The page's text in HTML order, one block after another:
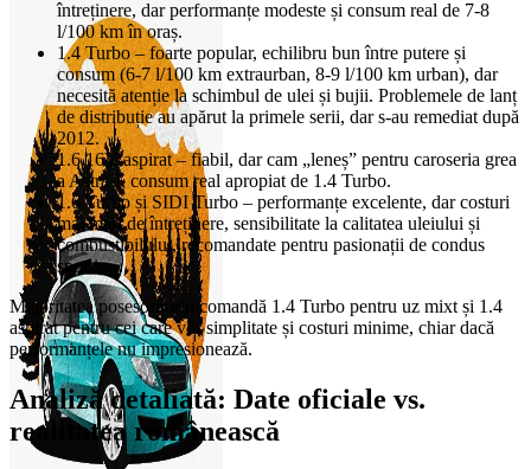
întreținere, dar performanțe modeste și consum real de 7-8
l/100 km în oraș.
1.4 Turbo – foarte popular, echilibru bun între putere și
consum (6-7 l/100 km extraurban, 8-9 l/100 km urban), dar
necesită atenție la schimbul de ulei și bujii. Problemele de lanț
de distribuție au apărut la primele serii, dar s-au remediat după
2012.
1.6 16V aspirat – fiabil, dar cam „leneș” pentru caroseria grea
a Astra J, consum real apropiat de 1.4 Turbo.
1.6 Turbo și SIDI Turbo – performanțe excelente, dar costuri
mai mari de întreținere, sensibilitate la calitatea uleiului și
combustibilului, recomandate pentru pasionații de condus
sportiv.
Majoritatea posesorilor recomandă 1.4 Turbo pentru uz mixt și 1.4
aspirat pentru cei care vor simplitate și costuri minime, chiar dacă
performanțele nu impresionează.
Analiză detaliată: Date oficiale vs.
realitatea românească